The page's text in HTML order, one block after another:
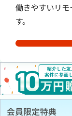
働きやすいリ
す。